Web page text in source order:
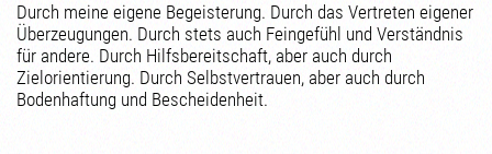
Durch meine eigene Begeisterung. Durch das Vertreten eigener
Überzeugungen. Durch stets auch Feingefühl und Verständnis
für andere. Durch Hilfsbereitschaft, aber auch durch
Zielorientierung. Durch Selbstvertrauen, aber auch durch
Bodenhaftung und Bescheidenheit.